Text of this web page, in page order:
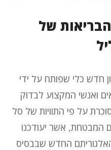
של
חדש כלי שפותח על ידי
ואנשי המקצוע לבדוק
על פי התוויות של סל
המבטחת, אשר יעודכנו
החדש שבבסיס